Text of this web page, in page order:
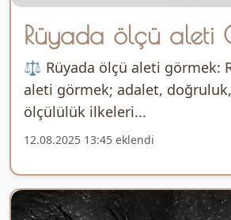
Rüyada ölçü aleti
⚖ Rüyada ölçü aleti görmek:
aleti görmek; adalet,
ölçülülük ilkeleri...
12.08.2025 13:45 eklendi